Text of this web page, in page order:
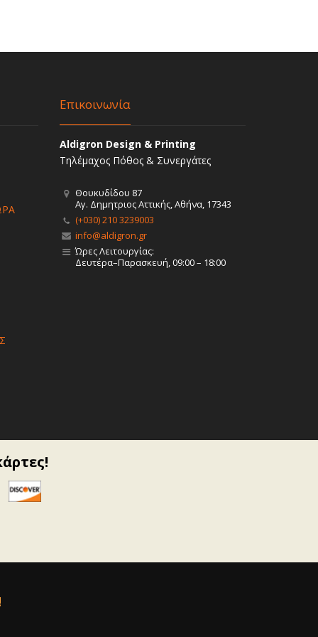
Επικοινωνία
Aldigron Design & Printing
Τηλέμαχος Πόθος & Συνεργάτες
Θουκυδίδου 87
Αγ. Δημητριος Αττικής, Αθήνα, 17343
(+030) 210 3239003
info@aldigron.gr
Ώρες Λειτουργίας:
Δευτέρα–Παρασκευή, 09:00 – 18:00